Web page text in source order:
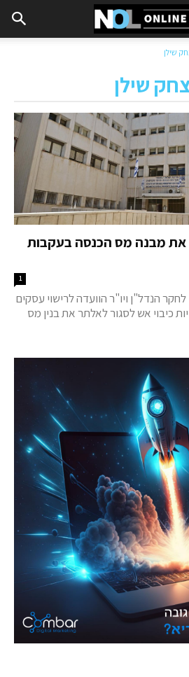
שילן
שילן
את מבנה מס הכנסה בעקבות
1
הנדל"ן ויו"ר הוועדה לרישוי עסקים
כיבוי אש לסגור לאלתר את בנין מס